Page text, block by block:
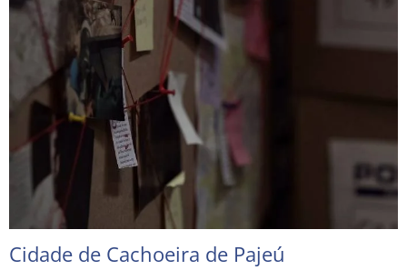
Cidade de Cachoeira de Pajeú